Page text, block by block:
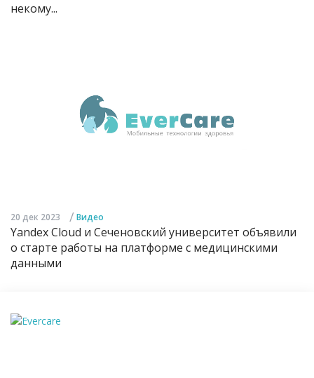
некому...
20 дек 2023 / Видео
Yandex Cloud и Сеченовский университет объявили
о старте работы на платформе с медицинскими
данными